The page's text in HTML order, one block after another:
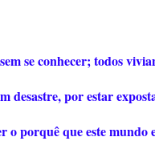
se conhecer; todos
desastre, por estar
o porquê que este mundo